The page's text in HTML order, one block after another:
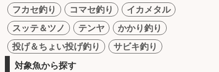
フカセ釣り
コマセ釣り
イカメタル
スッテ＆ツノ
テンヤ
かかり釣り
投げ＆ちょい投げ釣り
サビキ釣り
対象魚から探す